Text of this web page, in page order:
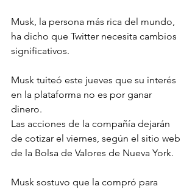
Musk, la persona más rica del mundo,
ha dicho que Twitter necesita cambios
significativos.
Musk tuiteó este jueves que su interés
en la plataforma no es por ganar
dinero.
Las acciones de la compañía dejarán
de cotizar el viernes, según el sitio web
de la Bolsa de Valores de Nueva York.
Musk sostuvo que la compró para